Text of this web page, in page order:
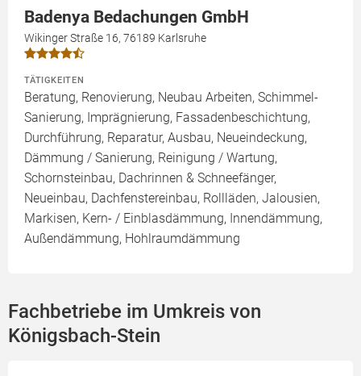
Badenya Bedachungen GmbH
Wikinger Straße 16, 76189 Karlsruhe
TÄTIGKEITEN
Beratung, Renovierung, Neubau Arbeiten, Schimmel-
Sanierung, Imprägnierung, Fassadenbeschichtung,
Durchführung, Reparatur, Ausbau, Neueindeckung,
Dämmung / Sanierung, Reinigung / Wartung,
Schornsteinbau, Dachrinnen & Schneefänger,
Neueinbau, Dachfenstereinbau, Rollläden, Jalousien,
Markisen, Kern- / Einblasdämmung, Innendämmung,
Außendämmung, Hohlraumdämmung
Fachbetriebe im Umkreis von
Königsbach-Stein